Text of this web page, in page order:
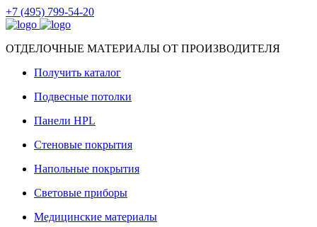
+7 (495) 799-54-20
ОТДЕЛОЧНЫЕ МАТЕРИАЛЫ ОТ ПРОИЗВОДИТЕЛЯ
Получить каталог
Подвесные потолки
Панели HPL
Стеновые покрытия
Напольные покрытия
Световые приборы
Медицинские материалы